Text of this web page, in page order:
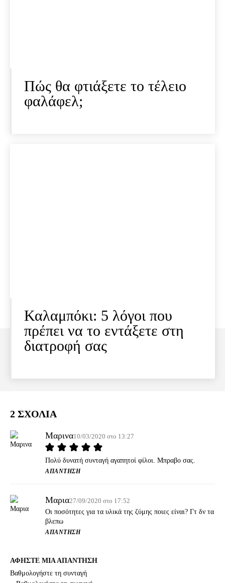
Πώς θα φτιάξετε το τέλειο
φαλάφελ;
Καλαμπόκι: 5 λόγοι που
πρέπει να το εντάξετε στη
διατροφή σας
2 ΣΧΟΛΙΑ
Μαρινα10/03/2020 στο 13:27
Πολύ δυνατή συνταγή αγαπητοί φίλοι. Μπραβο σας.
ΑΠΆΝΤΗΣΗ
Μαρια27/09/2020 στο 17:52
Οι ποσότητες για τα υλικά της ζύμης ποιες είναι? Γτ δν τα
βλεπω
ΑΠΆΝΤΗΣΗ
ΑΦΗΣΤΕ ΜΙΑ ΑΠΑΝΤΗΣΗ
Βαθμολογήστε τη συνταγή